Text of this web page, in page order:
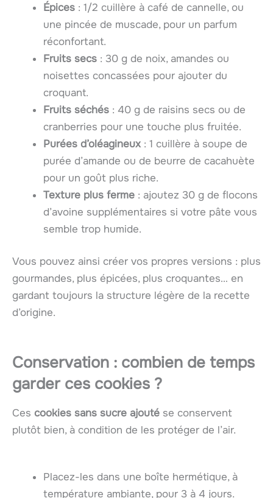
Épices : 1/2 cuillère à café de cannelle, ou
une pincée de muscade, pour un parfum
réconfortant.
Fruits secs : 30 g de noix, amandes ou
noisettes concassées pour ajouter du
croquant.
Fruits séchés : 40 g de raisins secs ou de
cranberries pour une touche plus fruitée.
Purées d’oléagineux: 1 cuillère à soupe de
purée d’amande ou de beurre de cacahuète
pour un goût plus riche.
Texture plus ferme : ajoutez 30 g de flocons
d’avoine supplémentaires si votre pâte vous
semble trop humide.
Vous pouvez ainsi créer vos propres versions : plus
gourmandes, plus épicées, plus croquantes… en
gardant toujours la structure légère de la recette
d’origine.
Conservation : combien de temps
garder ces cookies ?
Ces cookies sans sucre ajouté se conservent
plutôt bien, à condition de les protéger de l’air.
Placez-les dans une boîte hermétique, à
température ambiante, pour 3 à 4 jours.